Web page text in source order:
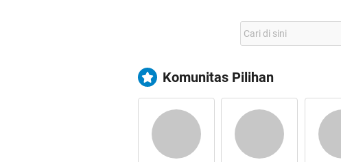
Komunitas Pilihan